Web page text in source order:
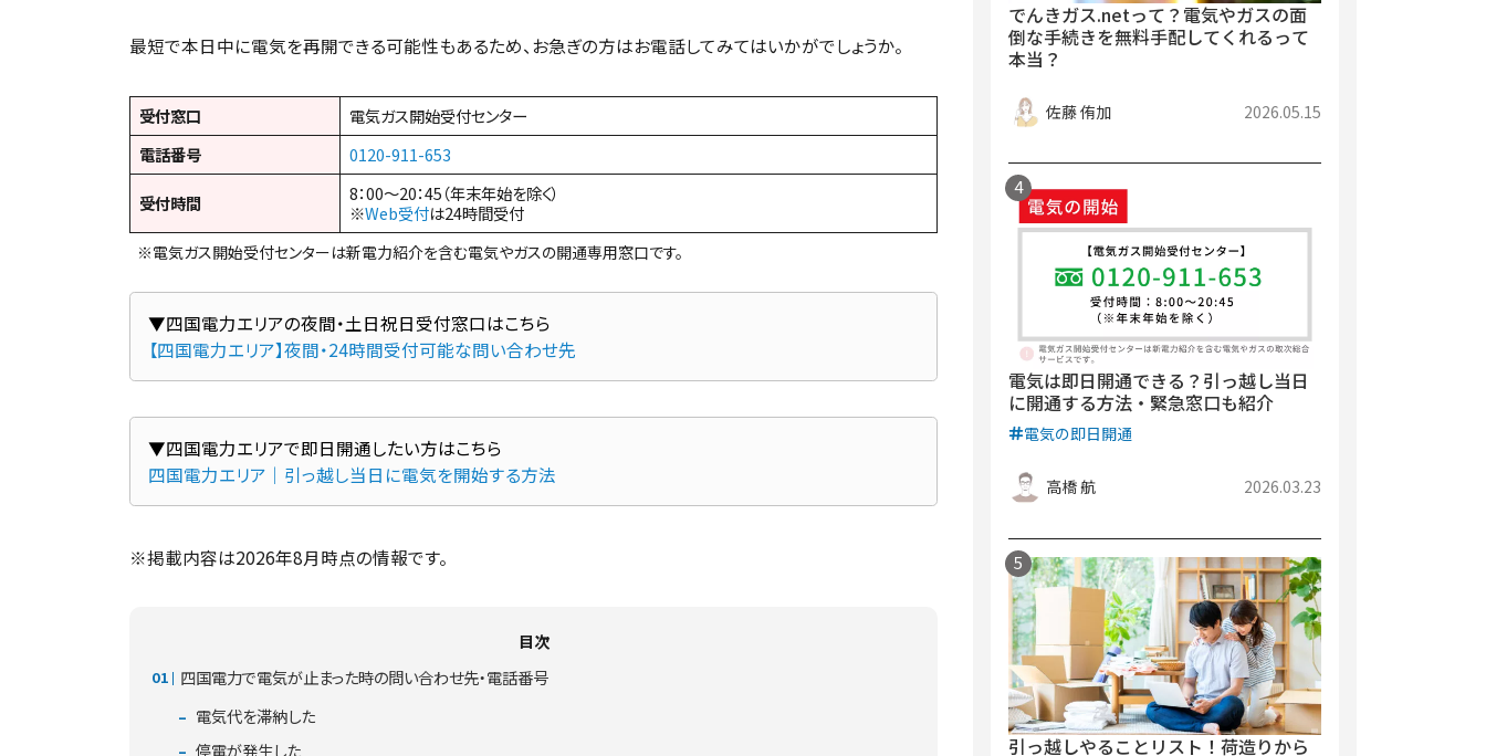
最短で本日中に電気を再開できる可能性もあるため、お急ぎの方はお電話してみてはいかがでしょうか。
受付窓口
電気ガス開始受付センター
電話番号
0120-911-653
受付時間
8：00～20：45（年末年始を除く）
※Web受付は24時間受付
※電気ガス開始受付センターは新電力紹介を含む電気やガスの開通専用窓口です。
【四国電力エリア】夜間・24時間受付可能な問い合わせ先
四国電力エリア｜引っ越し当日に電気を開始する方法
※掲載内容は2026年8月時点の情報です。
目次
四国電力で電気が止まった時の問い合わせ先・電話番号
電気代を滞納した
停電が発生した
でんきガス.netって？電気やガスの面
倒な手続きを無料手配してくれるって
本当？
佐藤 侑加 2026.05.15
電気は即日開通できる？引っ越し当日
に開通する方法・緊急窓口も紹介
電気の即日開通
高橋 航 2026.03.23
引っ越しやることリスト！荷造りから